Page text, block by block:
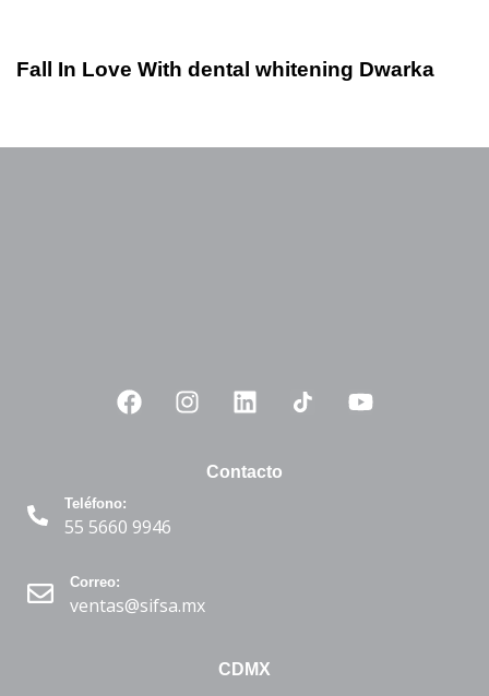
Fall In Love With dental whitening Dwarka
Contacto
Teléfono:
55 5660 9946
Correo:
ventas@sifsa.mx
CDMX